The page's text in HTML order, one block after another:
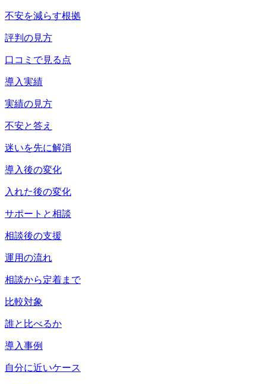
不安を減らす根拠
評判の見方
口コミで見る点
導入実績
実績の見方
不安と答え
迷いを先に解消
導入後の変化
入れた後の変化
サポートと相談
相談後の支援
運用の流れ
相談から定着まで
比較対象
誰と比べるか
導入事例
自分に近いケース